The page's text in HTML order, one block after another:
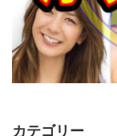
カテゴリー